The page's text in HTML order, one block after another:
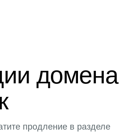
домена
продление в разделе